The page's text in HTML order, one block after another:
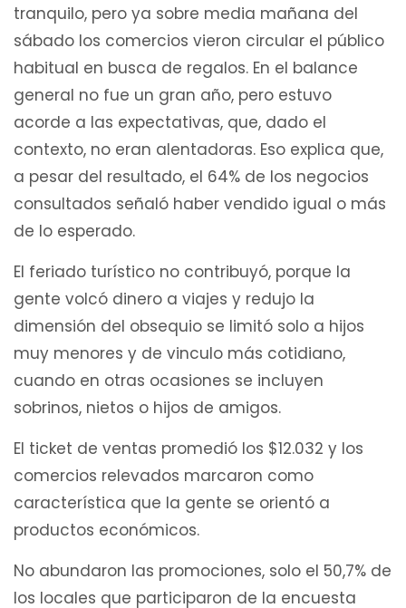
tranquilo, pero ya sobre media mañana del
sábado los comercios vieron circular el público
habitual en busca de regalos. En el balance
general no fue un gran año, pero estuvo
acorde a las expectativas, que, dado el
contexto, no eran alentadoras. Eso explica que,
a pesar del resultado, el 64% de los negocios
consultados señaló haber vendido igual o más
de lo esperado.
El feriado turístico no contribuyó, porque la
gente volcó dinero a viajes y redujo la
dimensión del obsequio se limitó solo a hijos
muy menores y de vinculo más cotidiano,
cuando en otras ocasiones se incluyen
sobrinos, nietos o hijos de amigos.
El ticket de ventas promedió los $12.032 y los
comercios relevados marcaron como
característica que la gente se orientó a
productos económicos.
No abundaron las promociones, solo el 50,7% de
los locales que participaron de la encuesta